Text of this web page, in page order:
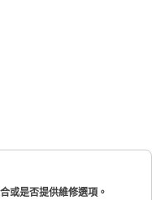
或是否提供維修選項。